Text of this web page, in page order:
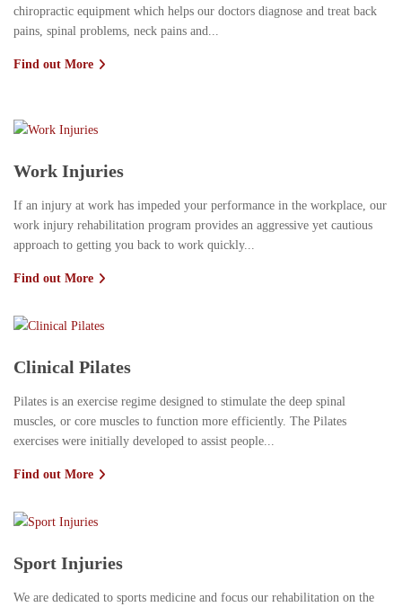
chiropractic equipment which helps our doctors diagnose and treat back
pains, spinal problems, neck pains and...
Find out More
Work Injuries
If an injury at work has impeded your performance in the workplace, our
work injury rehabilitation program provides an aggressive yet cautious
approach to getting you back to work quickly...
Find out More
Clinical Pilates
Pilates is an exercise regime designed to stimulate the deep spinal
muscles, or core muscles to function more efficiently. The Pilates
exercises were initially developed to assist people...
Find out More
Sport Injuries
We are dedicated to sports medicine and focus our rehabilitation on the